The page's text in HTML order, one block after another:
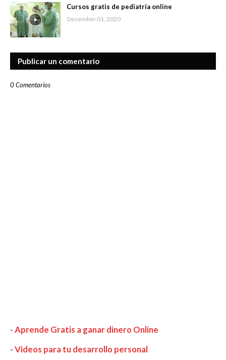
Cursos gratis de pediatría online
December 01, 2020
Publicar un comentario
0 Comentarios
-Aprende Gratis a ganar dinero Online
-Videos para tu desarrollo personal